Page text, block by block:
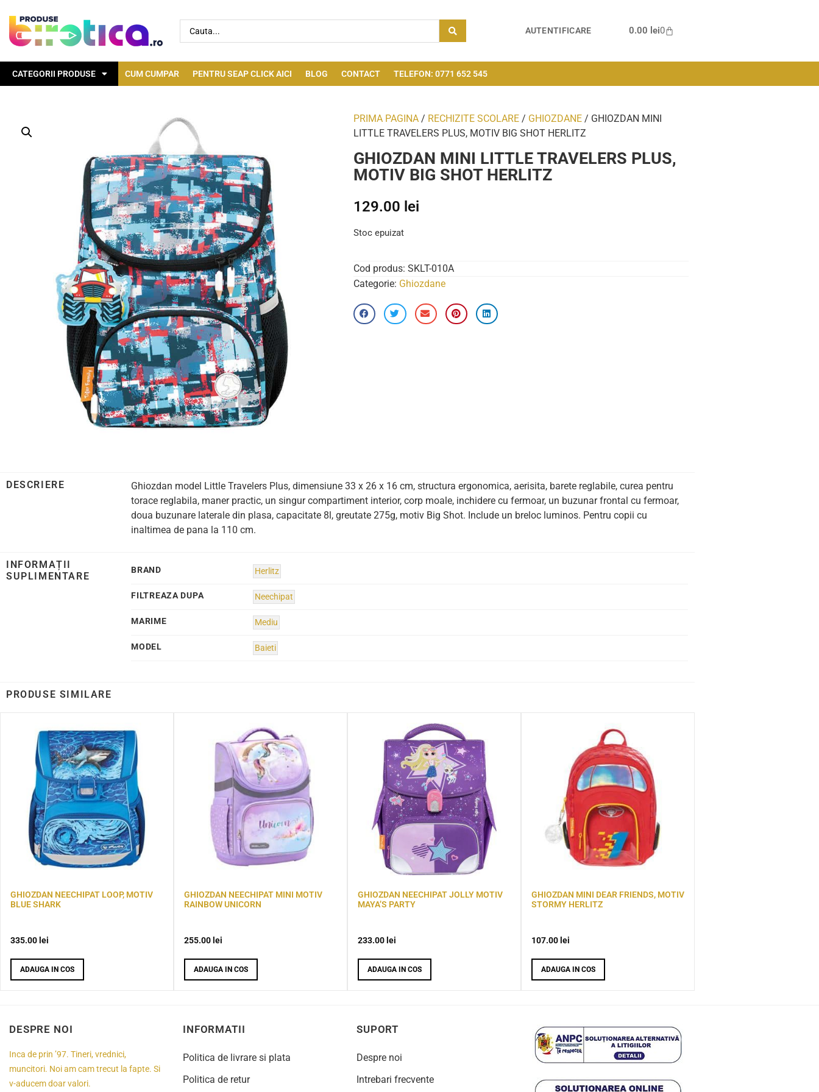
AUTENTIFICARE 0.00 lei0
CATEGORII PRODUSE CUM CUMPAR PENTRU SEAP CLICK AICI BLOG CONTACT TELEFON: 0771 652 545
PRIMA PAGINA / RECHIZITE SCOLARE / GHIOZDANE / GHIOZDAN MINI
LITTLE TRAVELERS PLUS, MOTIV BIG SHOT HERLITZ
GHIOZDAN MINI LITTLE TRAVELERS PLUS,
MOTIV BIG SHOT HERLITZ
129.00 lei
Stoc epuizat
Cod produs: SKLT-010A
Categorie: Ghiozdane
DESCRIERE
Ghiozdan model Little Travelers Plus, dimensiune 33 x 26 x 16 cm, structura ergonomica, aerisita, barete reglabile, curea pentru
torace reglabila, maner practic, un singur compartiment interior, corp moale, inchidere cu fermoar, un buzunar frontal cu fermoar,
doua buzunare laterale din plasa, capacitate 8l, greutate 275g, motiv Big Shot. Include un breloc luminos. Pentru copii cu
inaltimea de pana la 110 cm.
INFORMAȚII
SUPLIMENTARE
BRAND Herlitz
FILTREAZA DUPA Neechipat
MARIME Mediu
MODEL Baieti
PRODUSE SIMILARE
GHIOZDAN NEECHIPAT LOOP, MOTIV
BLUE SHARK
335.00 lei
ADAUGA IN COS
GHIOZDAN NEECHIPAT MINI MOTIV
RAINBOW UNICORN
255.00 lei
ADAUGA IN COS
GHIOZDAN NEECHIPAT JOLLY MOTIV
MAYA’S PARTY
233.00 lei
ADAUGA IN COS
GHIOZDAN MINI DEAR FRIENDS, MOTIV
STORMY HERLITZ
107.00 lei
ADAUGA IN COS
DESPRE NOI
Inca de prin ’97. Tineri, vrednici,
muncitori. Noi am cam trecut la fapte. Si
v-aducem doar valori.
INFORMATII
Politica de livrare si plata
Politica de retur
SUPORT
Despre noi
Intrebari frecvente